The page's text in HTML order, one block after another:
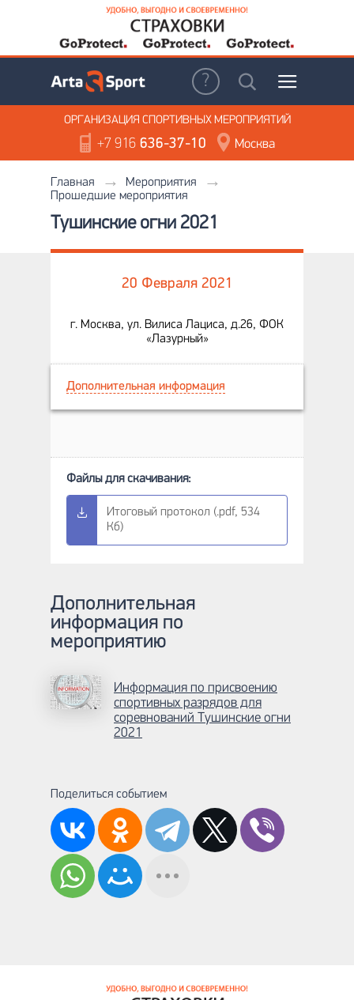
ОРГАНИЗАЦИЯ СПОРТИВНЫХ МЕРОПРИЯТИЙ
+7 916636-37-10 Москва
Главная
Мероприятия
Прошедшие мероприятия
Тушинские огни 2021
20 Февраля 2021
г. Москва, ул. Вилиса Лациса, д.26, ФОК
«Лазурный»
Дополнительная информация
Итоговый протокол (.pdf, 534
Кб)
Дополнительная
информация по
мероприятию
Информация по присвоению
спортивных разрядов для
соревнований Тушинские огни
2021
Поделиться событием